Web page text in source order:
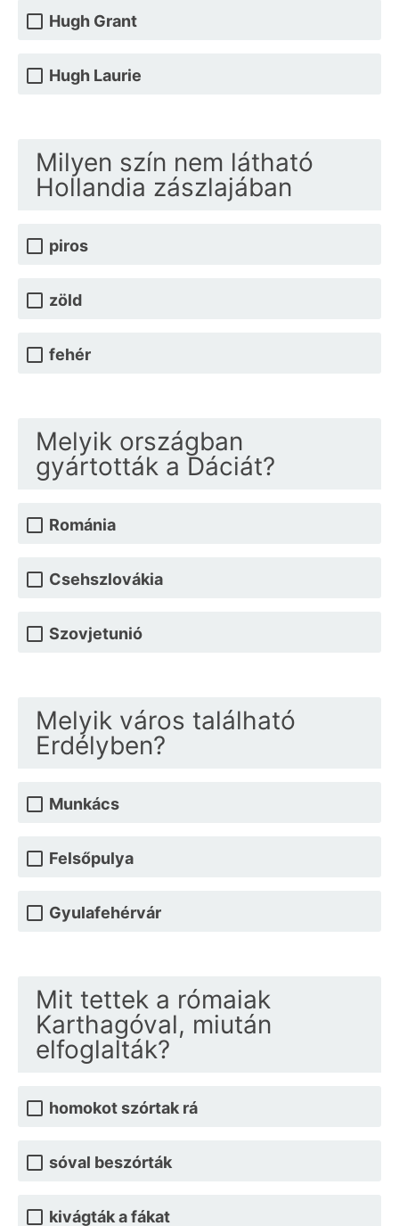
Hugh Grant
Hugh Laurie
Milyen szín nem látható
Hollandia zászlajában
piros
zöld
fehér
Melyik országban
gyártották a Dáciát?
Románia
Csehszlovákia
Szovjetunió
Melyik város található
Erdélyben?
Munkács
Felsőpulya
Gyulafehérvár
Mit tettek a rómaiak
Karthagóval, miután
elfoglalták?
homokot szórtak rá
sóval beszórták
kivágták a fákat